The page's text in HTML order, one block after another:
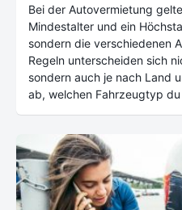
Bei der Autovermietung
Mindestalter und ein
sondern die verschiedenen
Regeln unterscheiden sich
sondern auch je nach Land
ab, welchen Fahrzeugtyp